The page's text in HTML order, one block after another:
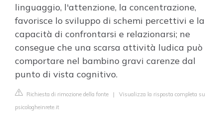
linguaggio, l'attenzione, la concentrazione,
favorisce lo sviluppo di schemi percettivi e la
capacità di confrontarsi e relazionarsi; ne
consegue che una scarsa attività ludica può
comportare nel bambino gravi carenze dal
punto di vista cognitivo.
Richiesta di rimozione della fonte | Visualizza la risposta completa su
psicologheinrete.it